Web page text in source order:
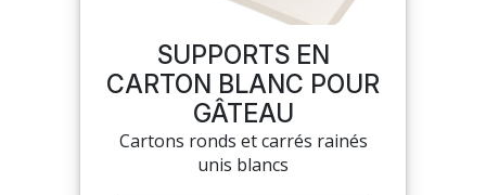
MES LISTES
MA COMMANDE
SUPPORTS EN
CARTON BLANC POUR
GÂTEAU
Cartons ronds et carrés rainés
unis blancs